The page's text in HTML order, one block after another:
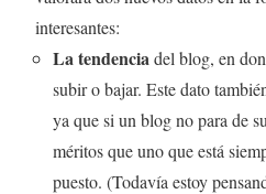
interesantes:
La tendenciadel blog, en
subir o bajar. Este dato
ya que si un blog no para de
méritos que uno que está
puesto. (Todavía estoy